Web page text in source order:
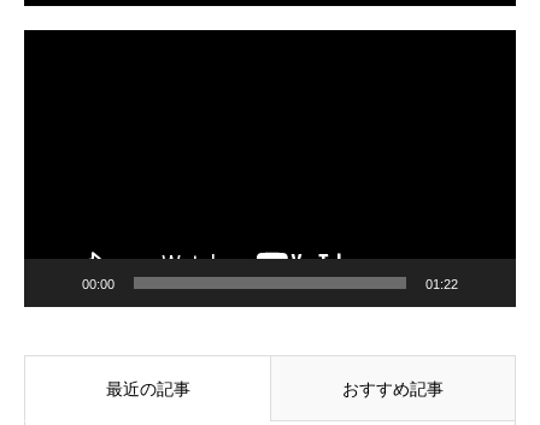
00:00 01:22
最近の記事 おすすめ記事